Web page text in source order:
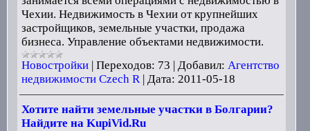
Чехии. Недвижимость в Чехии от крупнейших
застройщиков, земельные участки, продажа
бизнеса. Управление объектами недвижимости.
Новостройки| Переходов: 73 | Добавил: Агентство
недвижимости Czech R | Дата: 2011-05-18
Хотите найти земельные участки в Болгарии?
Найдите на KupiVid.Ru